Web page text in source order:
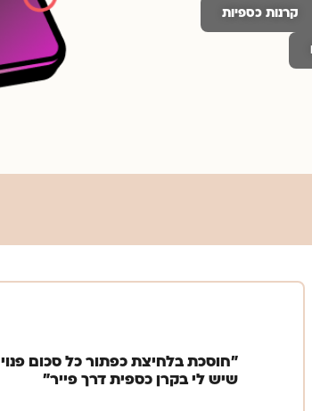
קרנות כספיות
״חוסכת בלחיצת כפתור כל סכום פנוי
שיש לי בקרן כספית דרך פייר״